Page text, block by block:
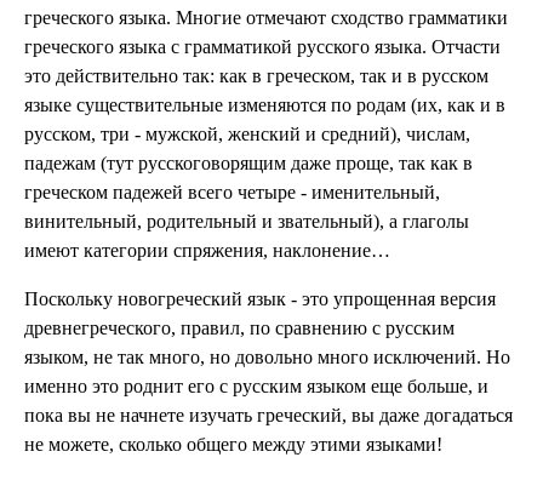
греческого языка. Многие отмечают сходство грамматики
греческого языка с грамматикой русского языка. Отчасти
это действительно так: как в греческом, так и в русском
языке существительные изменяются по родам (их, как и в
русском, три - мужской, женский и средний), числам,
падежам (тут русскоговорящим даже проще, так как в
греческом падежей всего четыре - именительный,
винительный, родительный и звательный), а глаголы
имеют категории спряжения, наклонение…
Поскольку новогреческий язык - это упрощенная версия
древнегреческого, правил, по сравнению с русским
языком, не так много, но довольно много исключений. Но
именно это роднит его с русским языком еще больше, и
пока вы не начнете изучать греческий, вы даже догадаться
не можете, сколько общего между этими языками!